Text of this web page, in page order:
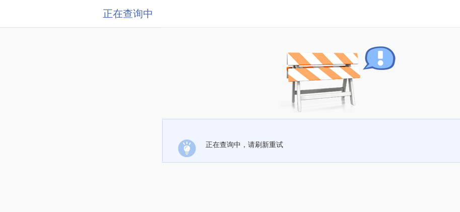
正在查询中
正在查询中，请刷新重试